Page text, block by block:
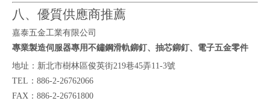
八、優質供應商推薦
嘉泰五金工業有限公司
專業製造伺服器專用不鏽鋼滑軌鉚釘、抽芯鉚釘、電子五金零件
地址：新北市樹林區俊英街219巷45弄11-3號
TEL：886-2-26762066
FAX：886-2-26761800